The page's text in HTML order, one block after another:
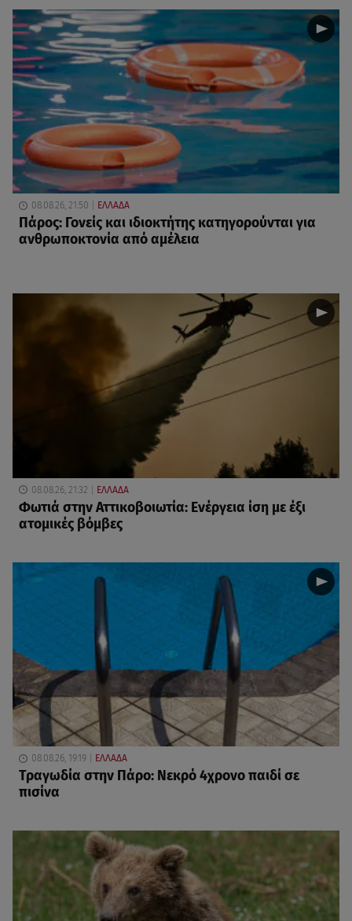
08.08.26, 21:50 ΕΛΛΑΔΑ
Πάρος: Γονείς και ιδιοκτήτης κατηγορούνται για
ανθρωποκτονία από αμέλεια
08.08.26, 21:32 ΕΛΛΑΔΑ
Φωτιά στην Αττικοβοιωτία: Ενέργεια ίση με έξι
ατομικές βόμβες
08.08.26, 19:19 ΕΛΛΑΔΑ
Τραγωδία στην Πάρο: Νεκρό 4χρονο παιδί σε
πισίνα